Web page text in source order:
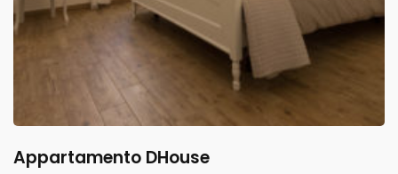
Appartamento DHouse